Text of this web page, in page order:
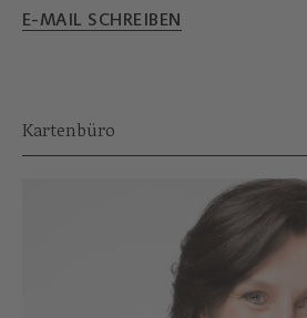
E-MAIL SCHREIBEN
Kartenbüro